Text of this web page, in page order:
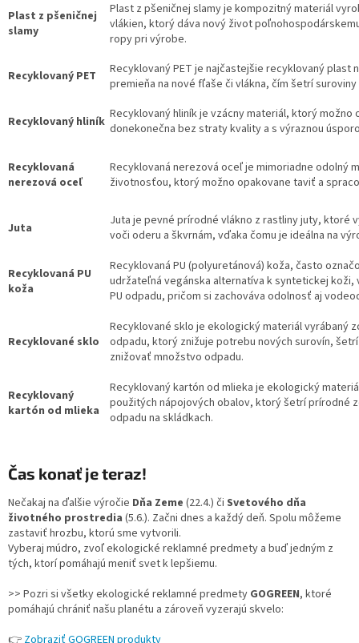
Plast z pšeničnej
slamy
Plast z pšeničnej slamy je kompozitný materiál
vlákien, ktorý dáva nový život
ropy pri výrobe.
Recyklovaný PET
Recyklovaný PET je najčastejšie recyklovaný plast
premieňa na nové fľaše či vlákna, čím šetrí
Recyklovaný hliník Recyklovaný hliník je vzácny materiál, ktorý
donekonečna bez straty kvality a s výraznou
Recyklovaná
nerezová oceľ
Recyklovaná nerezová oceľ je mimoriadne odolný
životnosťou, ktorý možno opakovane taviť a
Juta
Juta je pevné prírodné vlákno z rastliny juty, ktoré
voči oderu a škvrnám, vďaka čomu je ideálna na
Recyklovaná PU
koža
Recyklovaná PU (polyuretánová) koža, často
udržateľná vegánska alternatíva k syntetickej
PU odpadu, pričom si zachováva odolnosť aj
Recyklované sklo
Recyklované sklo je ekologický materiál vyrábaný
odpadu, ktorý znižuje potrebu nových surovín,
znižovať množstvo odpadu.
Recyklovaný
kartón od mlieka
Recyklovaný kartón od mlieka je ekologický
použitých nápojových obalov, ktorý šetrí prírodné
odpadu na skládkach.
Čas konať je teraz!
Nečakaj na ďalšie výročie Dňa Zeme (22.4.) či Svetového dňa
životného prostredia (5.6.). Začni dnes a každý deň. Spolu môžeme
zastaviť hrozbu, ktorú sme vytvorili.
Vyberaj múdro, zvoľ ekologické reklamné predmety a buď jedným z
tých, ktorí pomáhajú meniť svet k lepšiemu.
>> Pozri si všetky ekologické reklamné predmety GOGREEN, ktoré
pomáhajú chrániť našu planétu a zároveň vyzerajú skvelo:
👉 Zobraziť GOGREEN produkty